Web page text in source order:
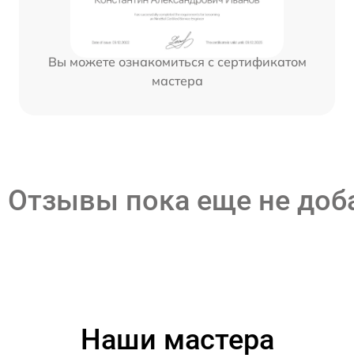
Вы можете ознакомиться с сертификатом
мастера
Отзывы пока еще не
Наши мастера